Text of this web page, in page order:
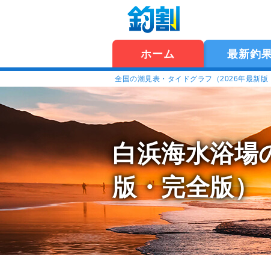
ホーム 最新釣
全国の潮見表・タイドグラフ（2026年最新版
白浜海水浴場
版・完全版）